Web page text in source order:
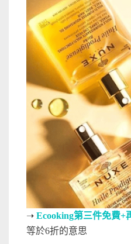
➝ Ecooking第三件免費+
等於6折的意思